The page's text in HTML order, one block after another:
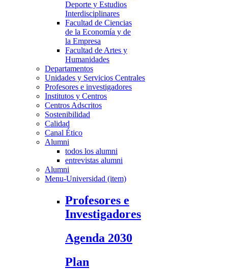
Deporte y Estudios
Interdisciplinares
Facultad de Ciencias
de la Economía y de
la Empresa
Facultad de Artes y
Humanidades
Departamentos
Unidades y Servicios Centrales
Profesores e investigadores
Institutos y Centros
Centros Adscritos
Sostenibilidad
Calidad
Canal Ético
Alumni
todos los alumni
entrevistas alumni
Alumni
Menu-Universidad (item)
Profesores e
Investigadores
Agenda 2030
Plan